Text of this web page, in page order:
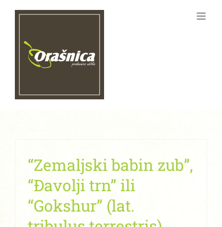
“Zemaljski babin zub”,
“Đavolji trn” ili
“Gokshur” (lat.